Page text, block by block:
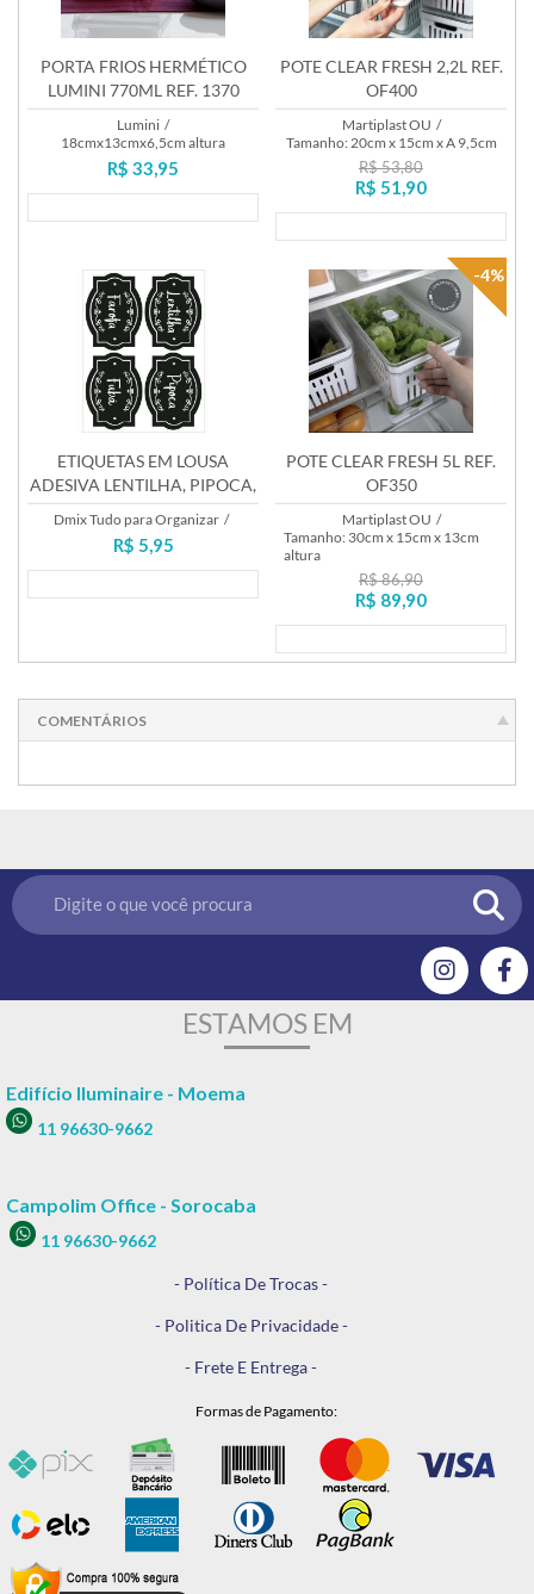
PORTA FRIOS HERMÉTICO
LUMINI 770ML REF. 1370
Lumini /
18cmx13cmx6,5cm altura
R$ 33,95
POTE CLEAR FRESH 2,2L REF.
OF400
Martiplast OU /
Tamanho: 20cm x 15cm x A 9,5cm
R$ 53,80
R$ 51,90
ETIQUETAS EM LOUSA
ADESIVA LENTILHA, PIPOCA,
FAROFA E FUBÁ
Dmix Tudo para Organizar /
R$ 5,95
-4%
POTE CLEAR FRESH 5L REF.
OF350
Martiplast OU /
Tamanho: 30cm x 15cm x 13cm
altura
R$ 86,90
R$ 89,90
COMENTÁRIOS
ESTAMOS EM
Edifício Iluminaire - Moema
11 96630-9662
Campolim Office - Sorocaba
11 96630-9662
- Política De Trocas -
- Politica De Privacidade -
- Frete E Entrega -
Formas de Pagamento: